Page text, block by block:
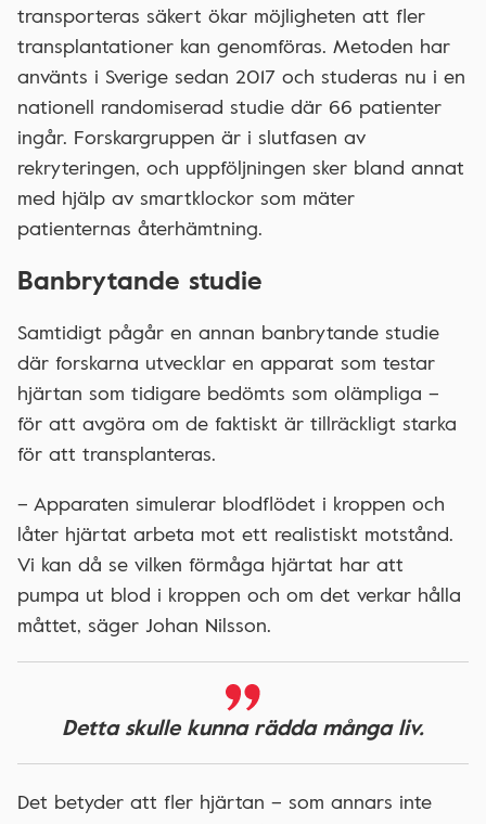
transporteras säkert ökar möjligheten att fler
transplantationer kan genomföras. Metoden har
använts i Sverige sedan 2017 och studeras nu i en
nationell randomiserad studie där 66 patienter
ingår. Forskargruppen är i slutfasen av
rekryteringen, och uppföljningen sker bland annat
med hjälp av smartklockor som mäter
patienternas återhämtning.
Banbrytande studie
Samtidigt pågår en annan banbrytande studie
där forskarna utvecklar en apparat som testar
hjärtan som tidigare bedömts som olämpliga –
för att avgöra om de faktiskt är tillräckligt starka
för att transplanteras.
– Apparaten simulerar blodflödet i kroppen och
låter hjärtat arbeta mot ett realistiskt motstånd.
Vi kan då se vilken förmåga hjärtat har att
pumpa ut blod i kroppen och om det verkar hålla
måttet, säger Johan Nilsson.
Detta skulle kunna rädda många liv.
Det betyder att fler hjärtan – som annars inte